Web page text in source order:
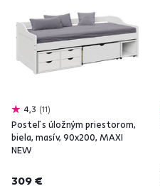
4,3 11
Posteľ s úložným priestorom,
biela, masív, 90x200, MAXI
NEW
309 €